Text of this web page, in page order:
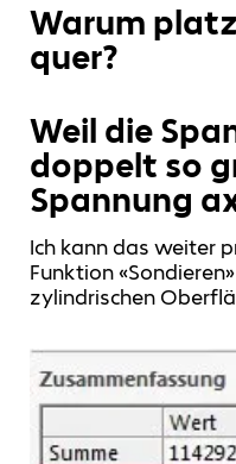
Warum
quer?
Weil die
doppelt so
Spannung
Ich kann das weiter
Funktion
zylindrischen